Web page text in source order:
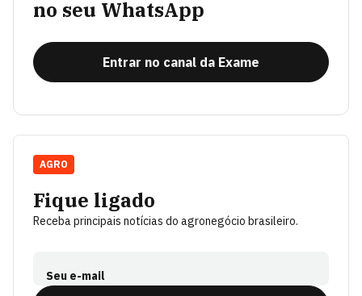
no seu WhatsApp
Entrar no canal da Exame
Fique ligado
Receba principais notícias do agronegócio brasileiro.
Seu e-mail
AGRO